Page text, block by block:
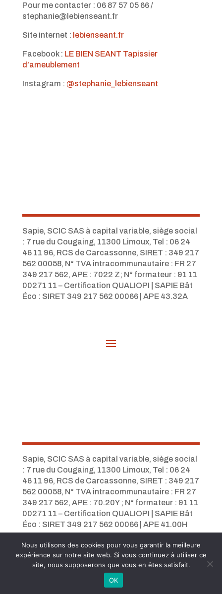
Pour me contacter : 06 87 57 05 66 /
stephanie@lebienseant.fr
Site internet : lebienseant.fr
Facebook : LE BIEN SEANT Tapissier
d’ameublement
Instagram : @stephanie_lebienseant
Sapie, SCIC SAS à capital variable, siège social
: 7 rue du Cougaing, 11300 Limoux, Tel : 06 24
46 11 96, RCS de Carcassonne, SIRET : 349 217
562 00058, N° TVA intracommunautaire : FR 27
349 217 562, APE : 7022 Z; N° formateur : 91 11
00271 11 – Certification QUALIOPI
SAPIE Bât
Éco : SIRET 349 217 562 00066 | APE 43.32A
Sapie, SCIC SAS à capital variable, siège social
: 7 rue du Cougaing, 11300 Limoux, Tel : 06 24
46 11 96, RCS de Carcassonne, SIRET : 349 217
562 00058, N° TVA intracommunautaire : FR 27
349 217 562, APE : 70.20Y ; N° formateur : 91 11
00271 11 – Certification QUALIOPI
SAPIE Bât
Éco : SIRET 349 217 562 00066 | APE 41.00H
Nous utilisons des cookies pour vous garantir la meilleure
expérience sur notre site web. Si vous continuez à utiliser ce
site, nous supposerons que vous en êtes satisfait.
OK